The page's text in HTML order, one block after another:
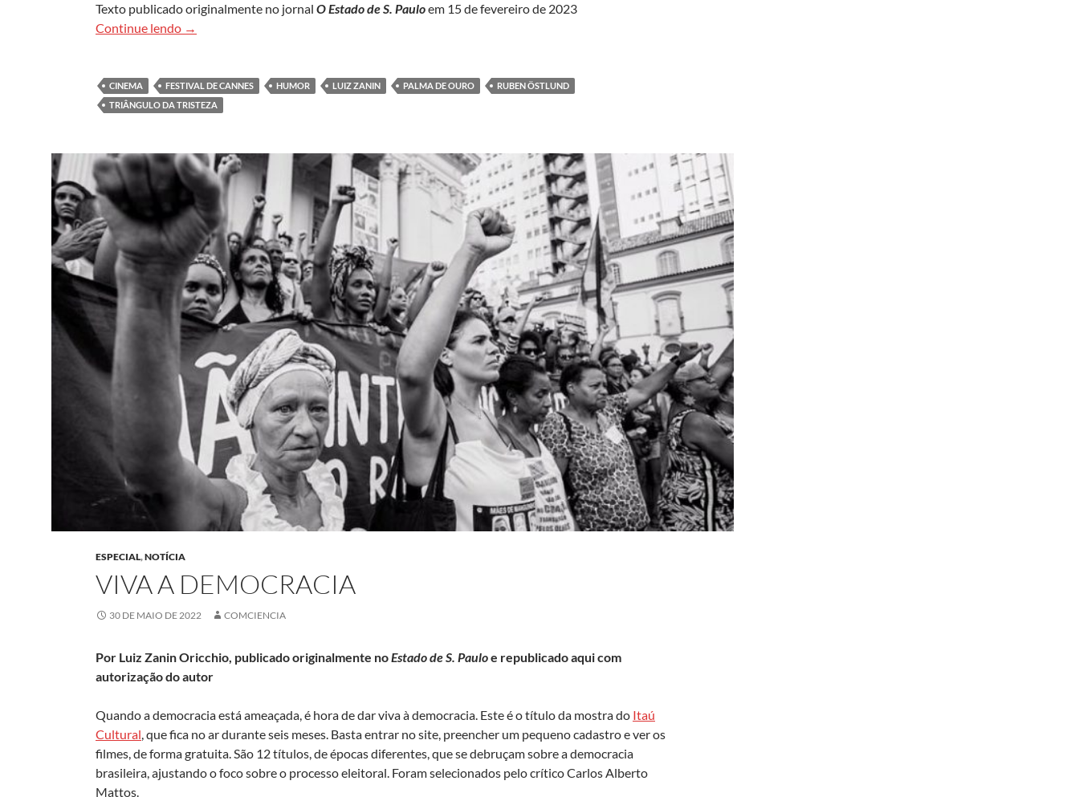
Texto publicado originalmente no jornal O Estado de S. Pauloem 15 de fevereiro de 2023
Continue lendo Triângulo da Tristeza
→
CINEMA FESTIVAL DE CANNES HUMOR LUIZ ZANIN PALMA DE OURO
RUBEN ÖSTLUND
TRIÂNGULO DA TRISTEZA
ESPECIAL,NOTÍCIA
VIVA A DEMOCRACIA
30 DE MAIO DE 2022 COMCIENCIA
Por Luiz Zanin Oricchio, publicado originalmente noEstado de S. Pauloe republicado aqui com
autorização do autor
Quando a democracia está ameaçada, é hora de dar viva à democracia. Este é o título da mostra do Itaú
Cultural , que fica no ar durante seis meses. Basta entrar no site, preencher um pequeno cadastro e ver os
filmes, de forma gratuita. São 12 títulos, de épocas diferentes, que se debruçam sobre a democracia
brasileira, ajustando o foco sobre o processo eleitoral. Foram selecionados pelo crítico Carlos Alberto
Mattos.